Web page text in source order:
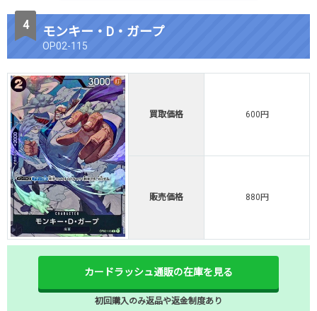
モンキー・D・ガープ
OP02-115
買取価格 600円
販売価格 880円
カードラッシュ通販の在庫を見る
初回購入のみ返品や返金制度あり